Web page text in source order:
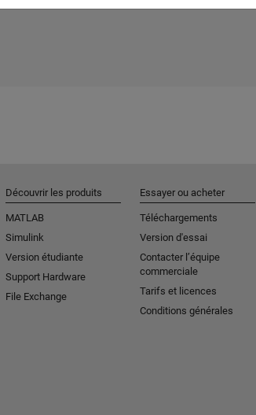
Découvrir les produits
MATLAB
Simulink
Version étudiante
Support Hardware
File Exchange
Essayer ou acheter
Téléchargements
Version d'essai
Contacter l’équipe
commerciale
Tarifs et licences
Conditions générales